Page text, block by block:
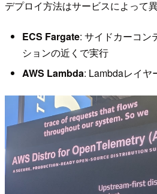
デプロイ方法はサービスによって異
ECS Fargate: サイドカーコン
ションの近くで実行
AWS Lambda: Lambdaレイヤ